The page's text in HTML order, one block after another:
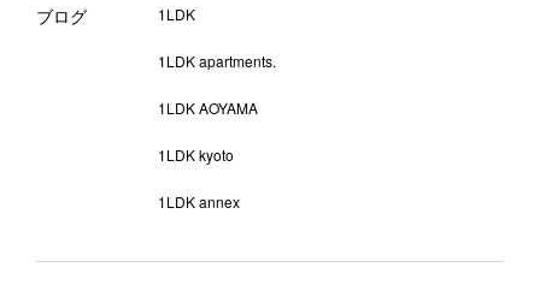
ブログ 1LDK
1LDK apartments.
1LDK AOYAMA
1LDK kyoto
1LDK annex